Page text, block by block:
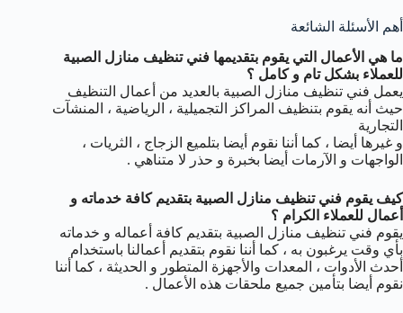
أهم الأسئلة الشائعة
ما هي الأعمال التي يقوم بتقديمها فني تنظيف منازل الصبية
للعملاء بشكل تام و كامل ؟
يعمل فني تنظيف منازل الصبية بالعديد من أعمال التنظيف
حيث أنه يقوم بتنظيف المراكز التجميلية ، الرياضية ، المنشآت
التجارية
و غيرها أيضا ، كما أننا نقوم أيضا بتلميع الزجاج ، الثريات ،
الواجهات و الآرمات أيضا بخبرة و حذر لا متناهي .
كيف يقوم فني تنظيف منازل الصبية بتقديم كافة خدماته و
أعمال للعملاء الكرام ؟
يقوم فني تنظيف منازل الصبية بتقديم كافة أعماله و خدماته
بأي وقت يرغبون به ، كما أننا نقوم بتقديم أعمالنا باستخدام
أحدث الأدوات ، المعدات والأجهزة المتطور و الحديثة ، كما أننا
نقوم أيضا بتأمين جميع ملحقات هذه الأعمال .